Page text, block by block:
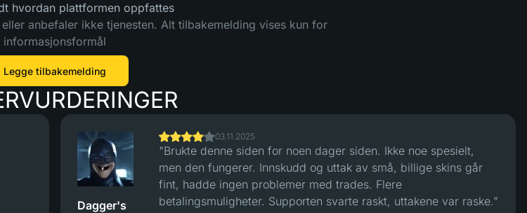
hvordan plattformen oppfattes
anbefaler ikke tjenesten. Alt tilbakemelding vises kun for
informasjonsformål
Legge tilbakemelding
Dagger's
03.11.2025
"Brukte denne siden for noen dager siden. Ikke noe spesielt,
men den fungerer. Innskudd og uttak av små, billige skins går
fint, hadde ingen problemer med trades. Flere
betalingsmuligheter. Supporten svarte raskt, uttakene var raske."